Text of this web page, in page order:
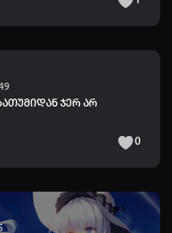
ჯერ არ
0